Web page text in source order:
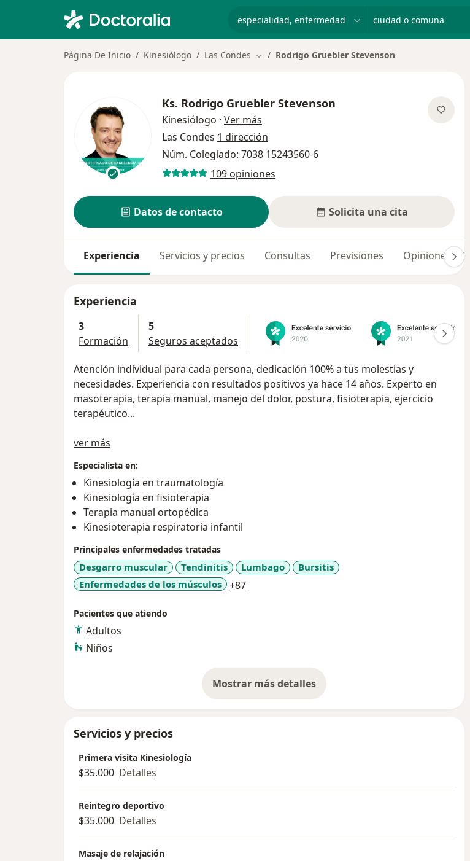
Página De Inicio Kinesiólogo Las Condes Cambiar de ciudad
Rodrigo Gruebler Stevenson
Ks. Rodrigo Gruebler Stevenson
Kinesiólogo · Ver más
Las Condes 1 dirección
Núm. Colegiado: 7038 15243560-6
109 opiniones
Datos de contacto Solicita una cita
Experiencia Servicios y precios Consultas Previsiones Opiniones (109)
Experiencia
3
Formación
5
Seguros aceptados
Atención individual para cada persona, dedicación 100% a tus molestias y
necesidades. Experiencia con resultados positivos ya hace 14 años. Experto en
masoterapia, terapia manual, manejo del dolor, postura, fisioterapia, ejercicio
terapéutico...
Evaluaciones completas, seguimiento continuo, programas, indicaciones, pautas
una forma de tratar con mucha mayor dedicación y control de tus molestias que
te sorprenderá con el resultado.
Me apasiona lo que hago y mi objetivo es demostrar que con dedicación a cada
paciente de manera individual se pueden resolver las molestias por una lesión o
enfermedad La recuperación es de manera mucho más rápida y la comunicación
constante permite entregar toda la información que los pacientes necesitan para
cuidarse y prevenir problemas, así también entender fácilmente de que se trata.
Salud y éxito!
ver más
Especialista en:
Kinesiología en traumatología
Kinesiología en fisioterapia
Terapia manual ortopédica
Kinesioterapia respiratoria infantil
Principales enfermedades tratadas
Desgarro muscular Tendinitis Lumbago
Bursitis
Enfermedades de los músculos
+87a11y_sr_more_diseases
Pacientes que atiendo
Adultos
Niños
Mostrar más detalles
sobre la experiencia
Servicios y precios
Primera visita Kinesiología
$35.000 Detalles
Reintegro deportivo
$35.000 Detalles
Masaje de relajación